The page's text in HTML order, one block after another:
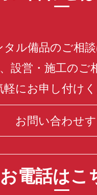
タル備品のご相
設営・施工のご
軽にお申し付けく
お問い合わせ
お電話はこ